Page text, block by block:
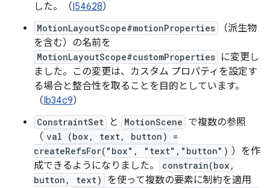
した。（I54628）
MotionLayoutScope#motionProperties
（派生物
を含む）の名前を
MotionLayoutScope#customProperties に変更し
ました。この変更は、カスタム プロパティを設定す
る場合と整合性を取ることを目的としています。
（Ib34c9）
ConstraintSet と MotionScene で複数の参照
（ val (box, text, button) =
createRefsFor("box", "text","button") ）を作
成できるようになりました。
constrain(box,
button, text)
を使って複数の要素に制約を適用